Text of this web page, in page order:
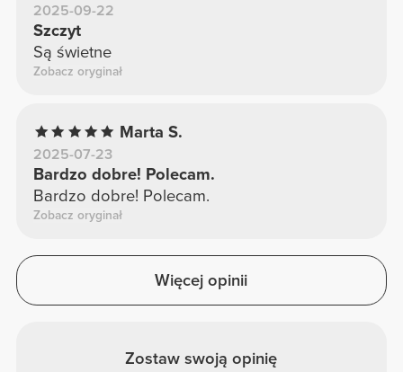
2025-09-22
Szczyt
Są świetne
Zobacz oryginał
Marta S.
2025-07-23
Bardzo dobre! Polecam.
Bardzo dobre! Polecam.
Zobacz oryginał
Więcej opinii
Zostaw swoją opinię